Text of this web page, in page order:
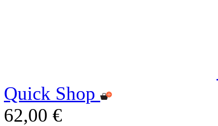
Quick Shop
62,00 €